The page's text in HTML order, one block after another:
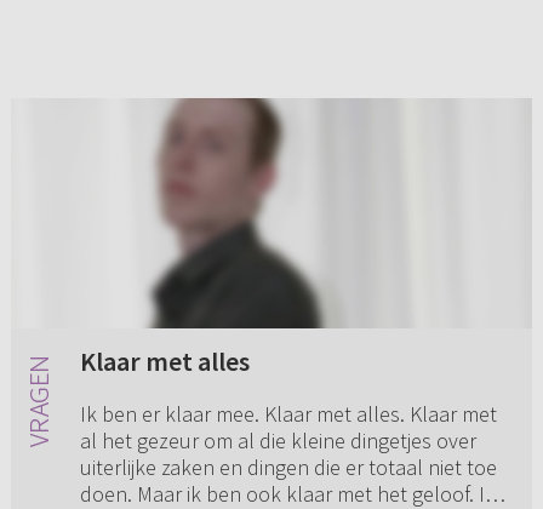
Klaar met alles
Ik ben er klaar mee. Klaar met alles. Klaar met
al het gezeur om al die kleine dingetjes over
uiterlijke zaken en dingen die er totaal niet toe
doen. Maar ik ben ook klaar met het geloof. Ik